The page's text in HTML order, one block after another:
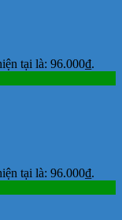
tại là: 96.000₫.
tại là: 96.000₫.